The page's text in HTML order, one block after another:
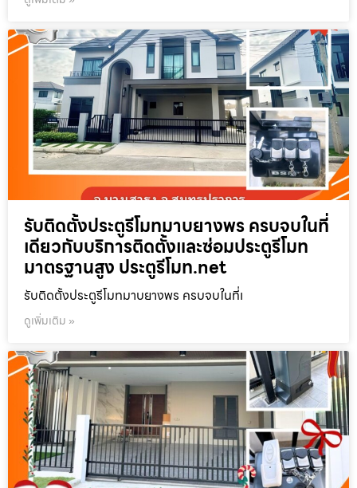
รับติดตั้งประตูรีโมทมาบยางพร ครบจบในที่
เดียวกับบริการติดตั้งและซ่อมประตูรีโมท
มาตรฐานสูง ประตูรีโมท.net
รับติดตั้งประตูรีโมทมาบยางพร ครบจบในที่เ
ดูเพิ่มเติม »